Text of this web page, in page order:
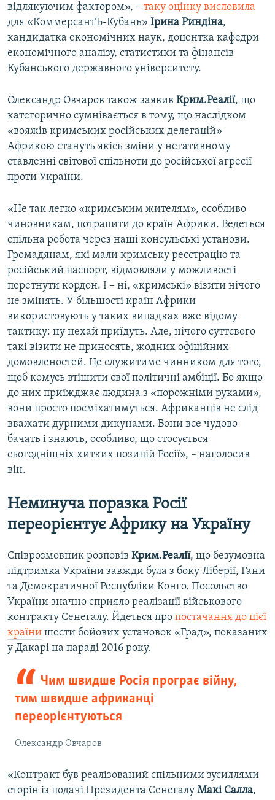
відлякуючим фактором», – таку оцінку висловила
для «КоммерсантЪ-Кубань» Ірина Риндіна,
кандидатка економічних наук, доцентка кафедри
економічного аналізу, статистики та фінансів
Кубанського державного університету.
Олександр Овчаров також заявив Крим.Реалії, що
категорично сумнівається в тому, що наслідком
«вояжів кримських російських делегацій»
Африкою стануть якісь зміни у негативному
ставленні світової спільноти до російської агресії
проти України.
«Не так легко «кримським жителям», особливо
чиновникам, потрапити до країн Африки. Ведеться
спільна робота через наші консульські установи.
Громадянам, які мали кримську реєстрацію та
російський паспорт, відмовляли у можливості
перетнути кордон. І – ні, «кримські» візити нічого
не змінять. У більшості країн Африки
використовують у таких випадках вже відому
тактику: ну нехай приїдуть. Але, нічого суттєвого
такі візити не приносять, жодних офіційних
домовленостей. Це служитиме чинником для того,
щоб комусь втішити свої політичні амбіції. Бо якщо
до них приїжджає людина з «порожніми руками»,
вони просто посміхатимуться. Африканців не слід
вважати дурними дикунами. Вони все чудово
бачать і знають, особливо, що стосується
сьогоднішніх хитких позицій Росії», – наголосив
він.
Неминуча поразка Росії
переорієнтує Африку на Україну
Співрозмовник розповів Крим.Реалії, що безумовна
підтримка України завжди була з боку Ліберії, Гани
та Демократичної Республіки Конго. Посольство
України значно сприяло реалізації військового
контракту Сенегалу. Йдеться про постачання до цієї
країни шести бойових установок «Град», показаних
у Дакарі на параді 2016 року.
Чим швидше Росія програє війну,
тим швидше африканці
переорієнтуються
Олександр Овчаров
«Контракт був реалізований спільними зусиллями
сторін із подачі Президента Сенегалу Макі Салла,